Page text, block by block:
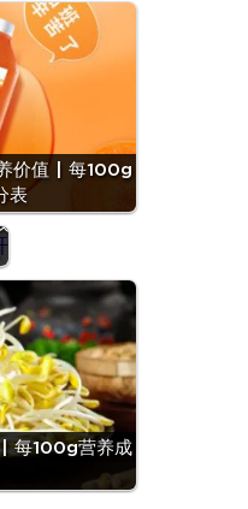
价值 | 每100g
表
| 每100g营养成